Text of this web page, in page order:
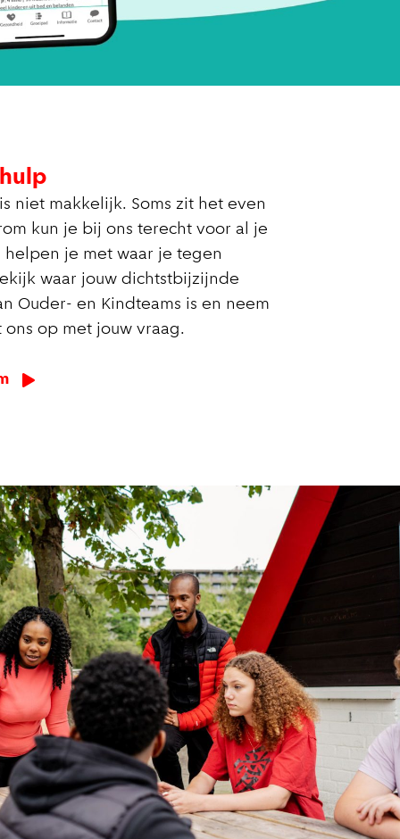
niet makkelijk. Soms zit het even
kun je bij ons terecht voor al je
helpen je met waar je tegen
waar jouw dichtstbijzijnde
Ouder- en Kindteams is en neem
ons op met jouw vraag.